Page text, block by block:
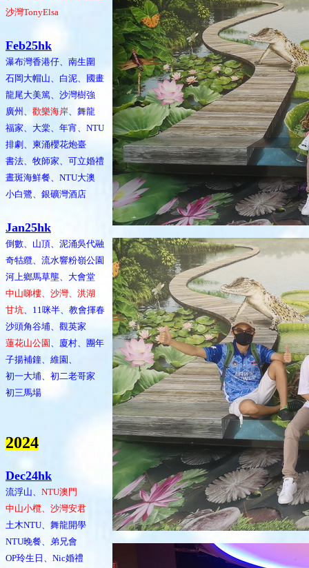
沙灣TonyElsa
Feb25hk
瀑布灣香港仔、南生圍
石岡大帽山、白泥、國畫
龍尾大美篤、沙灣樹強
廣州、 歡樂海岸、舞龍
福家、大棠、年宵、NTU
排劇、柬涌櫻花炮臺
書法、牧師家、可立婚禮
晝斑海鮮餐、NTU大澳
小白鷺、銀礦灣酒店
Jan25hk
倒數、山頂、泥涌吳代融
奇牯纜、流水響粉嶺公園
河上鄉馬草壟、大會堂
中山睇樓、沙灣、洪湖
甘坑、11咪半、教會揮春
沙頭角谷埔、觀英家
蓮花山公園 、廈村、團年
子揚補鐘、維園、
初一大埔、初二老哥家
初三馬場
2024
Dec24hk
流浮山、 NTU澳門
中山小欖、沙灣安君
土木NTU、舞龍開學
NTU晚餐、弟兄會
OP玲生日、Nic婚禮